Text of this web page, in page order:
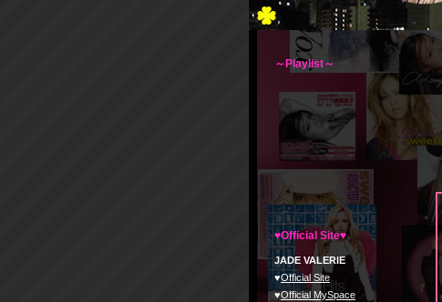
～Playlist～
♥Official Site♥
JADE VALERIE
♥Official Site
♥Official MySpace